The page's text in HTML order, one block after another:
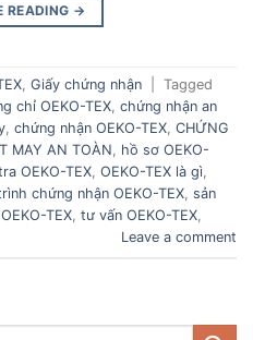
READING →
, Giấy chứng nhận
Tagged
chỉ OEKO-TEX, chứng nhận an
, chứng nhận OEKO-TEX, CHỨNG
MAY AN TOÀN, hồ sơ OEKO-
OEKO-TEX, OEKO-TEX là gì,
chứng nhận OEKO-TEX, sản
TEX, tư vấn OEKO-TEX,
Leave a comment